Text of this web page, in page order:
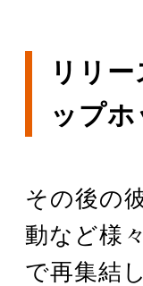
リリ
ップ
その後の
動など様
で再集結